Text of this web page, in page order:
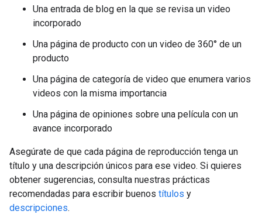
Una entrada de blog en la que se revisa un video
incorporado
Una página de producto con un video de 360° de un
producto
Una página de categoría de video que enumera varios
videos con la misma importancia
Una página de opiniones sobre una película con un
avance incorporado
Asegúrate de que cada página de reproducción tenga un
título y una descripción únicos para ese video. Si quieres
obtener sugerencias, consulta nuestras prácticas
recomendadas para escribir buenos títulos y
descripciones.